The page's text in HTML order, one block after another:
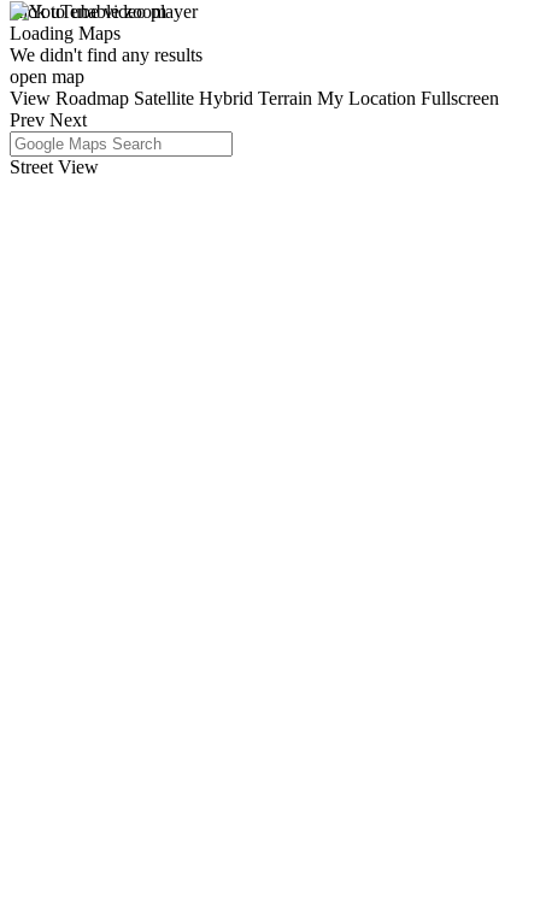
click to enable zoom
Loading Maps
We didn't find any results
open map
View Roadmap Satellite Hybrid Terrain My Location Fullscreen
Prev Next
Street View